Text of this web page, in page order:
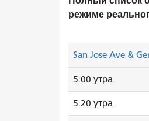
режиме
San Jose Ave &
5:00 утра
5:20 утра